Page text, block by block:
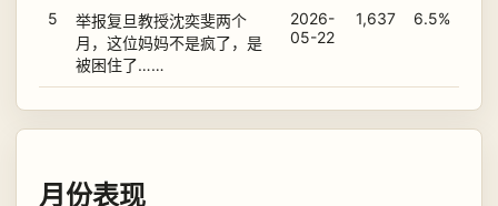
5
举报复旦教授沈奕斐两个
月，这位妈妈不是疯了，是
被困住了……
2026-
05-22
1,637 6.5%
月份表现